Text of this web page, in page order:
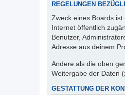
REGELUNGEN
Zweck eines Boards
Internet öffentlich
Benutzer,
Adresse aus deinem
Andere als die oben
Weitergabe der Daten
GESTATTUNG DER